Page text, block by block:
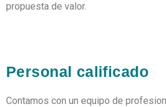
propuesta de valor.
Personal calificado
Contamos con un equipo de